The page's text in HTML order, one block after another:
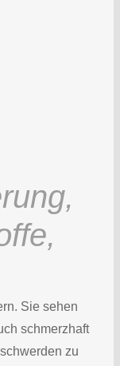
Sie sehen
schmerzhaft
zu